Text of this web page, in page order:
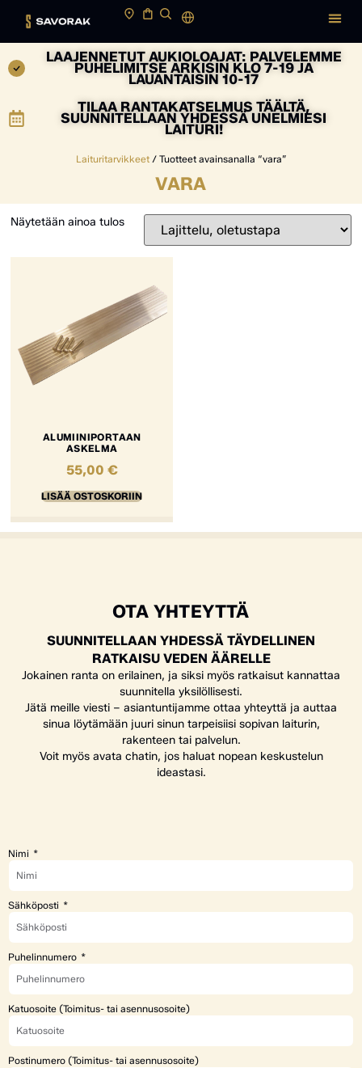
LAAJENNETUT AUKIOLOAJAT: PALVELEMME
PUHELIMITSE ARKISIN KLO 7-19 JA
LAUANTAISIN 10-17
TILAA RANTAKATSELMUS TÄÄLTÄ,
SUUNNITELLAAN YHDESSÄ UNELMIESI
LAITURI!
Laituritarvikkeet/ Tuotteet avainsanalla “vara”
VARA
Näytetään ainoa tulos
ALUMIINIPORTAAN
ASKELMA
55,00 €
LISÄÄ OSTOSKORIIN
OTA YHTEYTTÄ
SUUNNITELLAAN YHDESSÄ TÄYDELLINEN
RATKAISU VEDEN ÄÄRELLE
Jokainen ranta on erilainen, ja siksi myös ratkaisut kannattaa
suunnitella yksilöllisesti.
Jätä meille viesti – asiantuntijamme ottaa yhteyttä ja auttaa
sinua löytämään juuri sinun tarpeisiisi sopivan laiturin,
rakenteen tai palvelun.
Voit myös avata chatin, jos haluat nopean keskustelun
ideastasi.
Nimi
Sähköposti
Puhelinnumero
Katuosoite (Toimitus- tai asennusosoite)
Postinumero (Toimitus- tai asennusosoite)